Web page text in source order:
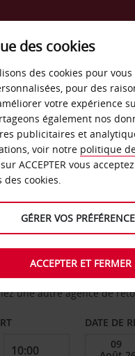
de
une autre agence de
DATE DE
des cookies
des cookies pour
pour des
votre expérience
également nos
publicitaires et
voir notre politique
ACCEPTER vous
cookies.
GÉRER VOS
ACCEPTER ET FERMER